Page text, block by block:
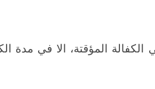
الكفالة المؤقتة، الا في مدة